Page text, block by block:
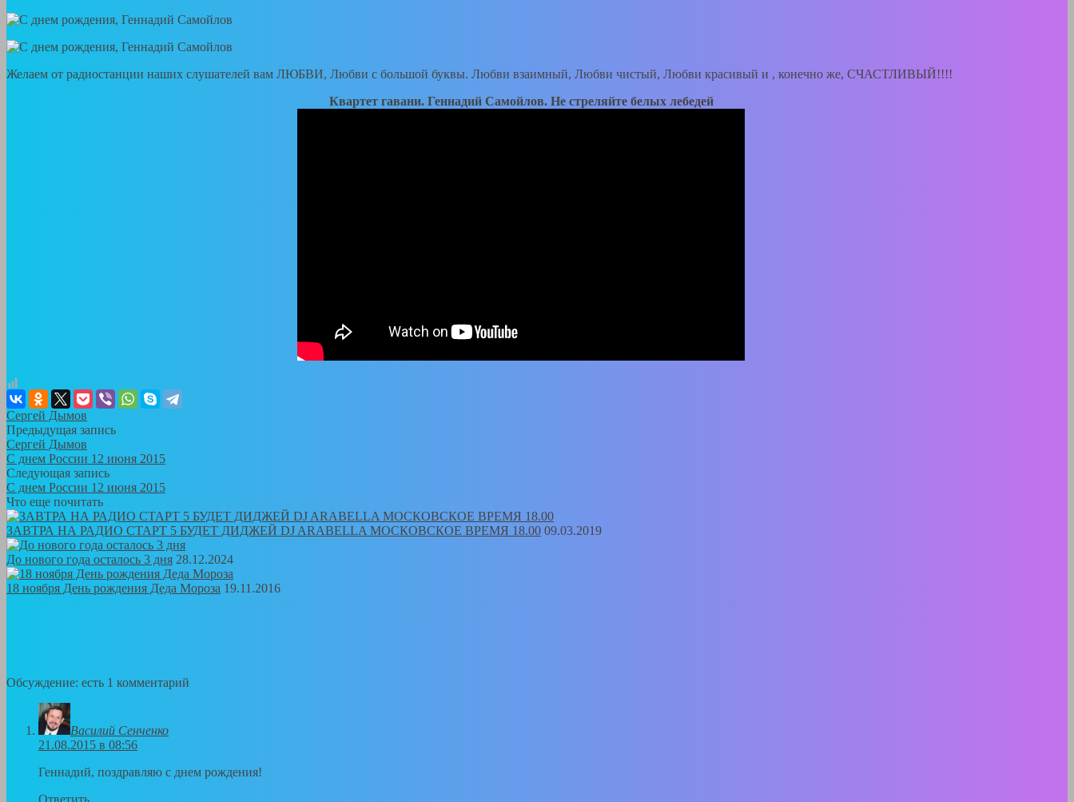
Желаем от радиостанции наших слушателей вам ЛЮБВИ, Любви с большой буквы. Любви взаимный, Любви чистый, Любви красивый и , конечно же, СЧАСТЛИВЫЙ!!!!
Квартет гавани. Геннадий Самойлов. Не стреляйте белых лебедей
Сергей Дымов
Предыдущая запись
Сергей Дымов
С днем России 12 июня 2015
Следующая запись
С днем России 12 июня 2015
Что еще почитать
ЗАВТРА НА РАДИО СТАРТ 5 БУДЕТ ДИДЖЕЙ DJ ARABELLA МОСКОВСКОЕ ВРЕМЯ 18.00 09.03.2019
До нового года осталось 3 дня 28.12.2024
18 ноября День рождения Деда Мороза 19.11.2016
Обсуждение: есть 1 комментарий
Василий Сенченко
21.08.2015 в 08:56
Геннадий, поздравляю с днем рождения!
Ответить